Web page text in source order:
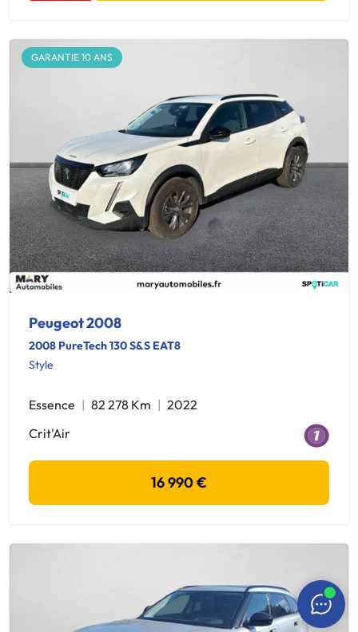
GARANTIE 10 ANS
Peugeot 2008
2008 PureTech 130 S&S EAT8
Style
Essence 82 278 Km
2022
Crit'Air
16 990 €